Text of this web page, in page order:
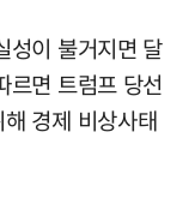
성이 불거지면 달
르면 트럼프 당선
경제 비상사태